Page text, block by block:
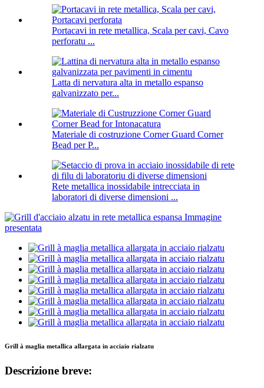
Portacavi in ​​rete metallica, Scala per cavi, Cavo
perforatu ...
Latta di nervatura alta in metallo espanso
galvanizzato per...
Materiale di costruzione Corner Guard Corner
Bead per P...
Rete metallica inossidabile intrecciata in
laboratori di diverse dimensioni ...
Grill à maglia metallica allargata in acciaio rialzatu
Descrizione breve: